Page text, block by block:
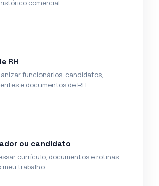
comercial.
RH
funcionários, candidatos,
e documentos de RH.
ou candidato
currículo, documentos e rotinas
meu trabalho.